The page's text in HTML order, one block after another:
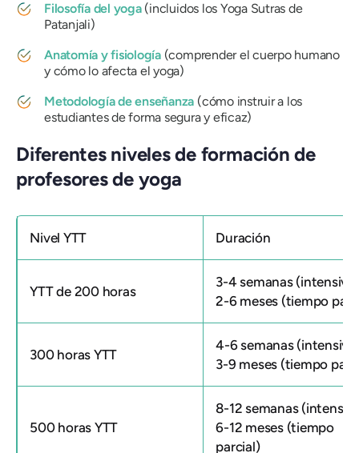
Filosofía del yoga(incluidos los Yoga Sutras de
Patanjali)
Anatomía y fisiología(comprender el cuerpo humano
y cómo lo afecta el yoga)
Metodología de enseñanza (cómo instruir a los
estudiantes de forma segura y eficaz)
Diferentes niveles de formación de
profesores de yoga
Nivel YTT Duración
YTT de 200 horas
3-4 semanas
2-6 meses (tiempo
300 horas YTT
4-6 semanas
3-9 meses (tiempo
500 horas YTT
8-12 semanas
6-12 meses (tiempo
parcial)